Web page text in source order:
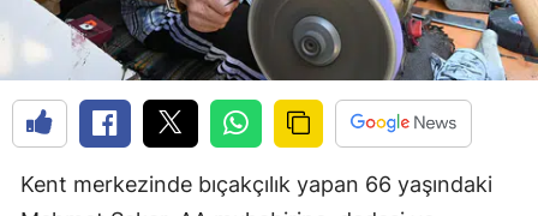
Kent merkezinde bıçakçılık yapan 66 yaşındaki